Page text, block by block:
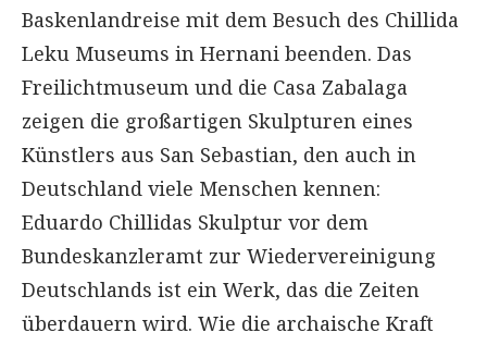
Baskenlandreise mit dem Besuch des Chillida
Leku Museums in Hernani beenden. Das
Freilichtmuseum und die Casa Zabalaga
zeigen die großartigen Skulpturen eines
Künstlers aus San Sebastian, den auch in
Deutschland viele Menschen kennen:
Eduardo Chillidas Skulptur vor dem
Bundeskanzleramt zur Wiedervereinigung
Deutschlands ist ein Werk, das die Zeiten
überdauern wird. Wie die archaische Kraft